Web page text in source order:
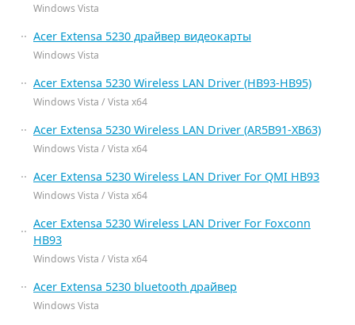
Windows Vista
Acer Extensa 5230 драйвер видеокарты
Windows Vista
Acer Extensa 5230 Wireless LAN Driver (HB93-HB95)
Windows Vista / Vista x64
Acer Extensa 5230 Wireless LAN Driver (AR5B91-XB63)
Windows Vista / Vista x64
Acer Extensa 5230 Wireless LAN Driver For QMI HB93
Windows Vista / Vista x64
Acer Extensa 5230 Wireless LAN Driver For Foxconn
HB93
Windows Vista / Vista x64
Acer Extensa 5230 bluetooth драйвер
Windows Vista